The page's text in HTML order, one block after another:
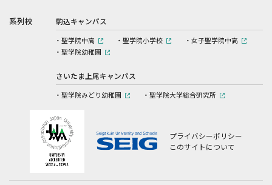
系列校 駒込キャンパス
聖学院中高 聖学院小学校
女子聖学院中高
聖学院幼稚園
さいたま上尾キャンパス
聖学院みどり幼稚園 聖学院大学総合研究所
プライバシーポリシー
このサイトについて